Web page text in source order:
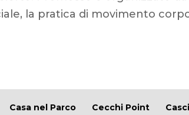
la pratica di movimento
Casa nel Parco Cecchi Point